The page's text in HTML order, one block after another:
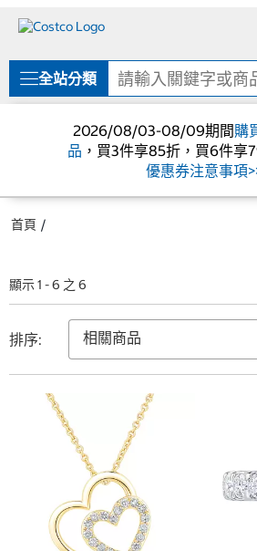
單
全站分類
2026/08/03-08/09期間購
品 ，買3件享85折，買6件享
優惠券注意事項
首頁
顯示 1 - 6 之 6
排序: